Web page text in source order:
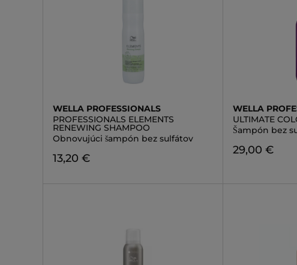
WELLA PROFESSIONALS
PROFESSIONALS ELEMENTS
RENEWING SHAMPOO
Obnovujúci šampón bez sulfátov
13,20 €
WELLA
ULTIMATE
Šampón bez
29,00 €